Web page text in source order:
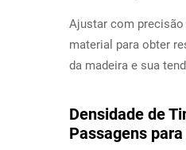
Ajustar com precisão
material para obter
da madeira e sua
Densidade de
Passagens